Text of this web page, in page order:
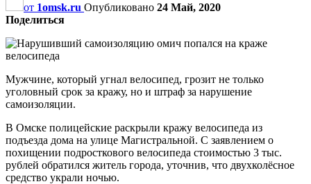
от 1omsk.ru Опубликовано 24 Май, 2020
Поделиться
Мужчине, который угнал велосипед, грозит не только
уголовный срок за кражу, но и штраф за нарушение
самоизоляции.
В Омске полицейские раскрыли кражу велосипеда из
подъезда дома на улице Магистральной. С заявлением о
похищении подросткового велосипеда стоимостью 3 тыс.
рублей обратился житель города, уточнив, что двухколёсное
средство украли ночью.